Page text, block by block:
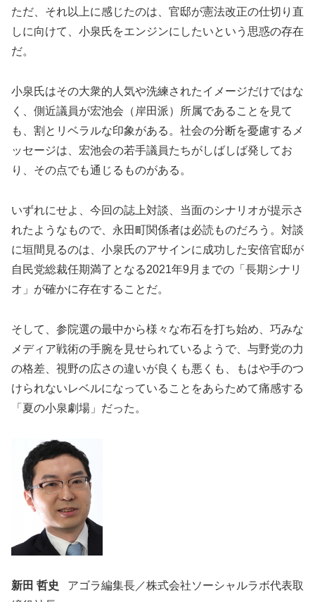
ただ、それ以上に感じたのは、官邸が憲法改正の仕切り直
しに向けて、小泉氏をエンジンにしたいという思惑の存在
だ。
小泉氏はその大衆的人気や洗練されたイメージだけではな
く、側近議員が宏池会（岸田派）所属であることを見て
も、割とリベラルな印象がある。社会の分断を憂慮するメ
ッセージは、宏池会の若手議員たちがしばしば発してお
り、その点でも通じるものがある。
いずれにせよ、今回の誌上対談、当面のシナリオが提示さ
れたようなもので、永田町関係者は必読ものだろう。対談
に垣間見るのは、小泉氏のアサインに成功した安倍官邸が
自民党総裁任期満了となる2021年9月までの「長期シナリ
オ」が確かに存在することだ。
そして、参院選の最中から様々な布石を打ち始め、巧みな
メディア戦術の手腕を見せられているようで、与野党の力
の格差、視野の広さの違いが良くも悪くも、もはや手のつ
けられないレベルになっていることをあらためて痛感する
「夏の小泉劇場」だった。
新田 哲史
アゴラ編集長／株式会社ソーシャルラボ代表取